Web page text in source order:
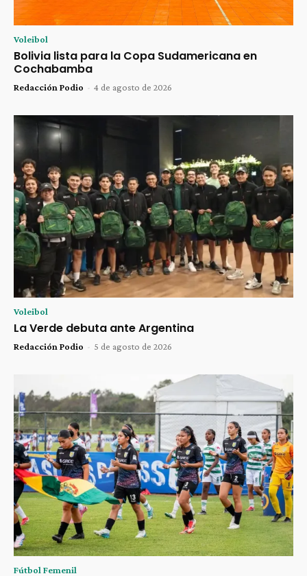
Voleibol
Bolivia lista para la Copa Sudamericana en
Cochabamba
Redacción Podio - 4 de agosto de 2026
Voleibol
La Verde debuta ante Argentina
Redacción Podio - 5 de agosto de 2026
Fútbol Femenil